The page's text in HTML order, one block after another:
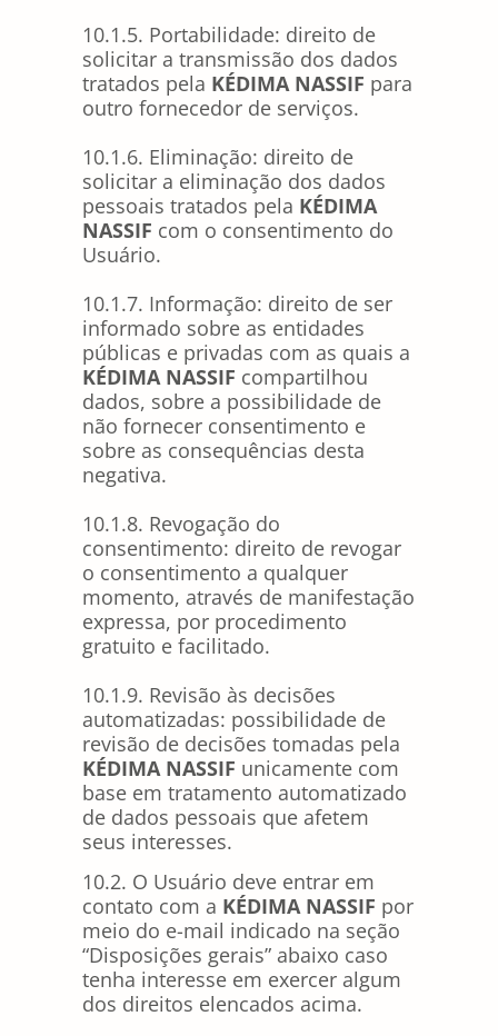
10.1.5. Portabilidade: direito de
solicitar a transmissão dos dados
tratados pela KÉDIMA NASSIF para
outro fornecedor de serviços.
10.1.6. Eliminação: direito de
solicitar a eliminação dos dados
pessoais tratados pela KÉDIMA
NASSIF com o consentimento do
Usuário.
10.1.7. Informação: direito de ser
informado sobre as entidades
públicas e privadas com as quais a
KÉDIMA NASSIF compartilhou
dados, sobre a possibilidade de
não fornecer consentimento e
sobre as consequências desta
negativa.
10.1.8. Revogação do
consentimento: direito de revogar
o consentimento a qualquer
momento, através de manifestação
expressa, por procedimento
gratuito e facilitado.
10.1.9. Revisão às decisões
automatizadas: possibilidade de
revisão de decisões tomadas pela
KÉDIMA NASSIF unicamente com
base em tratamento automatizado
de dados pessoais que afetem
seus interesses.
10.2. O Usuário deve entrar em
contato com a KÉDIMA NASSIF por
meio do e-mail indicado na seção
“Disposições gerais” abaixo caso
tenha interesse em exercer algum
dos direitos elencados acima.